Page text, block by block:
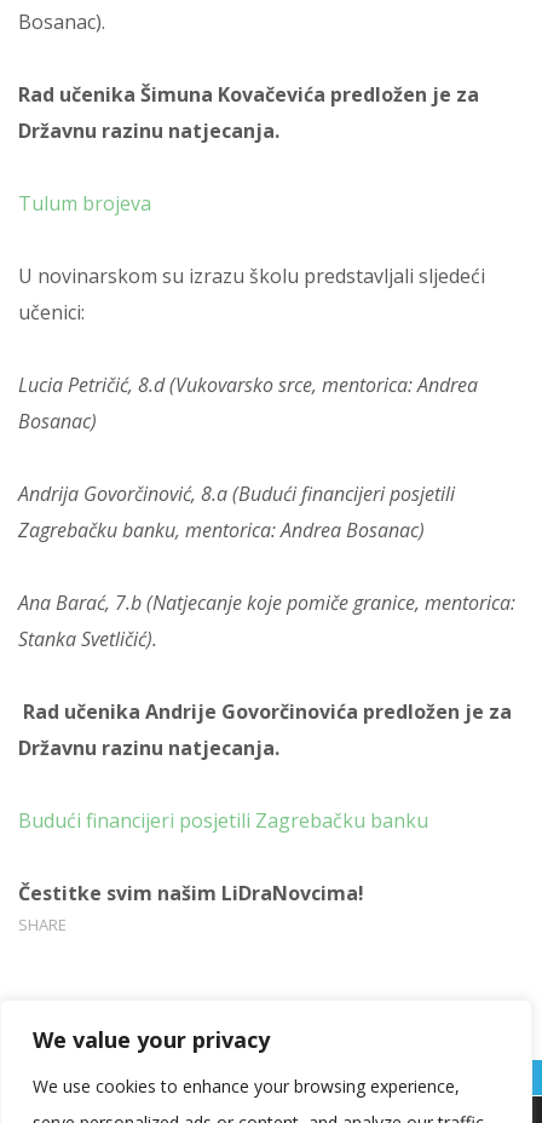
We value your privacy
We use cookies to enhance your browsing experience,
Bosanac).
Rad učenika Šimuna Kovačevića predložen je za
Državnu razinu natjecanja.
Tulum brojeva
U novinarskom su izrazu školu predstavljali sljedeći
učenici:
Lucia Petričić, 8.d (Vukovarsko srce, mentorica: Andrea
Bosanac)
Andrija Govorčinović, 8.a (Budući financijeri posjetili
Zagrebačku banku, mentorica: Andrea Bosanac)
Ana Barać, 7.b (Natjecanje koje pomiče granice, mentorica:
Stanka Svetličić).
Rad učenika Andrije Govorčinovića predložen je za
Državnu razinu natjecanja.
Budući financijeri posjetili Zagrebačku banku
Čestitke svim našim LiDraNovcima!
SHARE